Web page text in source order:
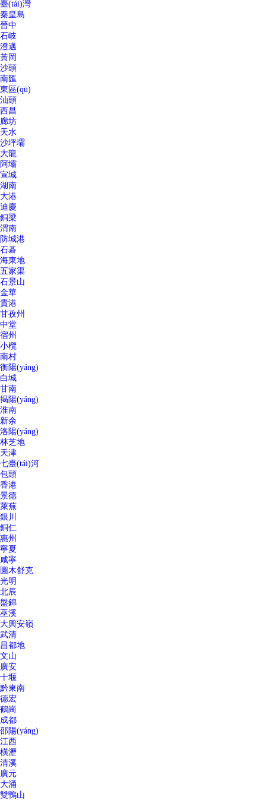
臺(tái)灣
秦皇島
晉中
石岐
澄邁
黃岡
沙頭
南匯
東區(qū)
汕頭
西昌
廊坊
天水
沙坪壩
大龍
阿壩
宣城
湖南
大港
迪慶
銅梁
渭南
防城港
石碁
海東地
五家渠
石景山
金華
貴港
甘孜州
中堂
宿州
小欖
南村
衡陽(yáng)
白城
甘南
揭陽(yáng)
淮南
新余
洛陽(yáng)
林芝地
天津
七臺(tái)河
包頭
香港
景德
萊蕪
銀川
銅仁
惠州
寧夏
咸寧
圖木舒克
光明
北辰
盤錦
巫溪
大興安嶺
武清
昌都地
文山
廣安
十堰
黔東南
德宏
鶴崗
成都
邵陽(yáng)
江西
橫瀝
清溪
廣元
大涌
雙鴨山